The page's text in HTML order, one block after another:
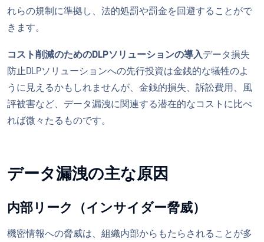
れらの規制に準拠し、法的処罰や罰金を回避することがで
きます。
コスト削減のためのDLPソリューションの導入データ損失
防止DLPソリューションへの先行投資は金銭的な犠牲のよ
うに見えるかもしれませんが、金銭的損失、訴訟費用、風
評被害など、データ漏洩に関連する潜在的なコストに比べ
れば微々たるものです。
データ漏洩の主な原因
内部リーク（インサイダー脅威）
機密情報への脅威は、組織内部からもたらされることが多